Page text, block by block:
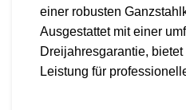
einer robusten
Ausgestattet mit einer
Dreijahresgarantie,
Leistung für